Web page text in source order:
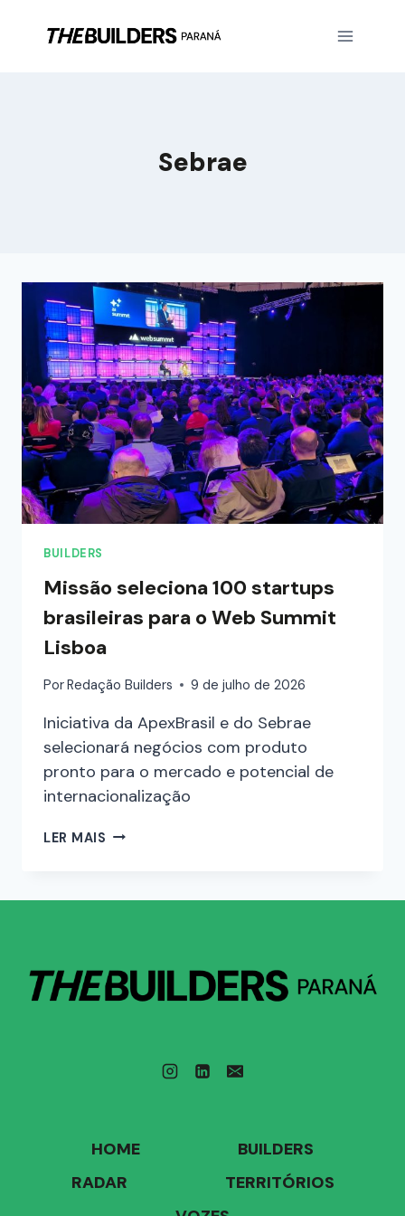
Sebrae
BUILDERS
Missão seleciona 100 startups
brasileiras para o Web Summit
Lisboa
PorRedação Builders 9 de julho de 2026
Iniciativa da ApexBrasil e do Sebrae
selecionará negócios com produto
pronto para o mercado e potencial de
internacionalização
LER MAIS
HOME
BUILDERS
RADAR
TERRITÓRIOS